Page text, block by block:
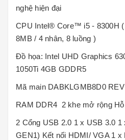
nghệ hiện đại
CPU Intel® Core™ i5 - 8300H
8MB / 4 nhân, 8 luồng )
Đồ họa: Intel UHD Graphics
1050Ti 4GB GDDR5
Mã main DABKLGMB8D0
RAM DDR4 2 khe mở rộng
2 Cổng USB 2.0 1 x USB 3.0
GEN1) Kết nối HDMI/ VGA 1